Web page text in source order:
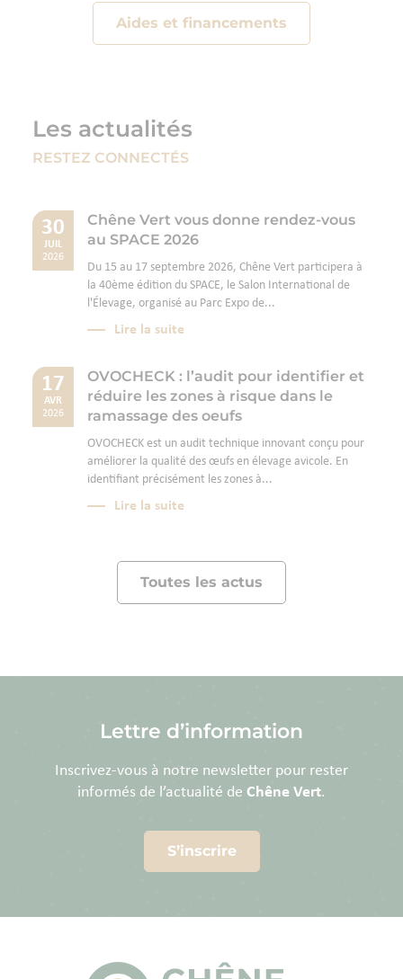
Aides et financements
Les actualités
RESTEZ CONNECTÉS
30
JUIL
2026
Chêne Vert vous donne rendez-vous
au SPACE 2026
Du 15 au 17 septembre 2026, Chêne Vert participera à
la 40ème édition du SPACE, le Salon International de
l'Élevage, organisé au Parc Expo de...
Lire la suite
17
AVR
2026
OVOCHECK : l’audit pour identifier et
réduire les zones à risque dans le
ramassage des oeufs
OVOCHECK est un audit technique innovant conçu pour
améliorer la qualité des œufs en élevage avicole. En
identifiant précisément les zones à...
Lire la suite
Toutes les actus
Lettre d’information
Inscrivez-vous à notre newsletter pour rester
informés de l’actualité de Chêne Vert.
S’inscrire